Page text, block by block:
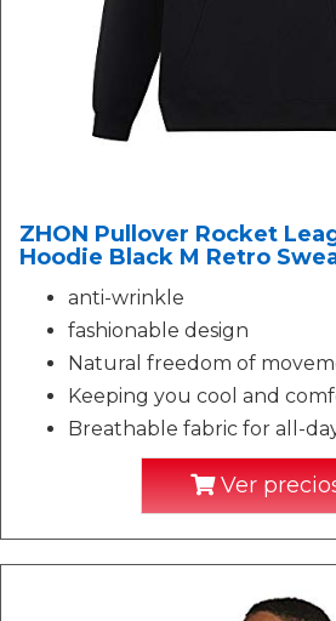
ZHON Pullover Rocket
Hoodie Black M Retro
anti-wrinkle
fashionable design
Natural freedom of
Keeping you cool and
Breathable fabric for all-
Ver